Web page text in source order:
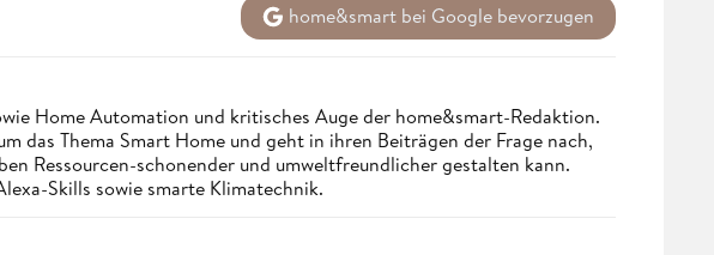
home&smart bei Google bevorzugen
Home Automation und kritisches Auge der home&smart-Redaktion.
das Thema Smart Home und geht in ihren Beiträgen der Frage nach,
Ressourcen-schonender und umweltfreundlicher gestalten kann.
Skills sowie smarte Klimatechnik.